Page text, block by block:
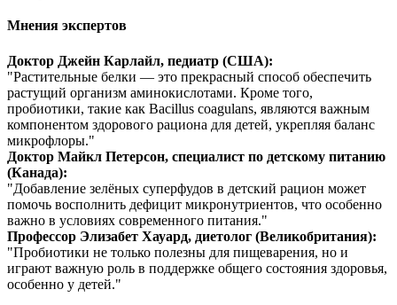
Мнения экспертов
Доктор Джейн Карлайл, педиатр (США):
"Растительные белки — это прекрасный способ обеспечить
растущий организм аминокислотами. Кроме того,
пробиотики, такие как Bacillus coagulans, являются важным
компонентом здорового рациона для детей, укрепляя баланс
микрофлоры."
Доктор Майкл Петерсон, специалист по детскому питанию
(Канада):
"Добавление зелёных суперфудов в детский рацион может
помочь восполнить дефицит микронутриентов, что особенно
важно в условиях современного питания."
Профессор Элизабет Хауард, диетолог (Великобритания):
"Пробиотики не только полезны для пищеварения, но и
играют важную роль в поддержке общего состояния здоровья,
особенно у детей."